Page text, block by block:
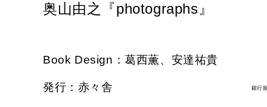
奥山由之『photographs』
Book Design：葛西薫、安達祐貴
発行：赤々舎 銀行